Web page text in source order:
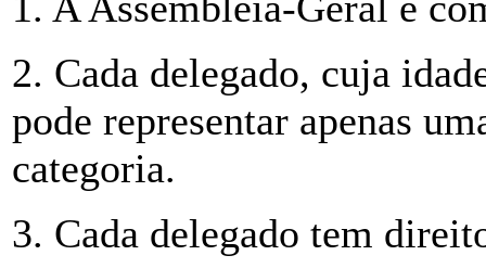
2. Cada delegado, cuja
pode representar apenas
categoria.
3. Cada delegado tem